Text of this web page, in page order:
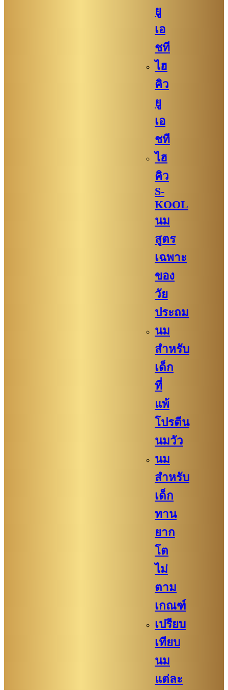
ยู
เอ
ชที
ไฮ
คิว
ยู
เอ
ชที
ไฮ
คิว
S-
KOOL
นม
สูตร
เฉพาะ
ของ
วัย
ประถม
นม
สำหรับ
เด็ก
ที่
แพ้
โปรตีน
นมวัว
นม
สำหรับ
เด็ก
ทาน
ยาก
โต
ไม่
ตาม
เกณฑ์
เปรียบ
เทียบ
นม
แต่ละ